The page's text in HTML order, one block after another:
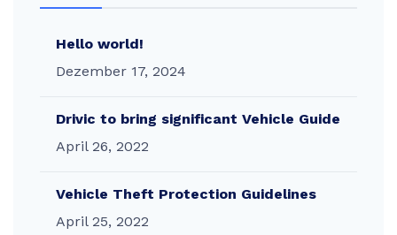
Hello world!
Dezember 17, 2024
Drivic to bring significant Vehicle Guide
April 26, 2022
Vehicle Theft Protection Guidelines
April 25, 2022